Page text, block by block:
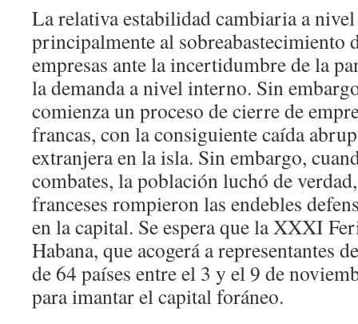
La relativa estabilidad cambiaria a
principalmente al sobreabastecimiento
empresas ante la incertidumbre de la
la demanda a nivel interno. Sin
comienza un proceso de cierre de
francas, con la consiguiente caída
extranjera en la isla. Sin embargo,
combates, la población luchó de
franceses rompieron las endebles
en la capital. Se espera que la XXXI
Habana, que acogerá a representantes
de 64 países entre el 3 y el 9 de
para imantar el capital foráneo.